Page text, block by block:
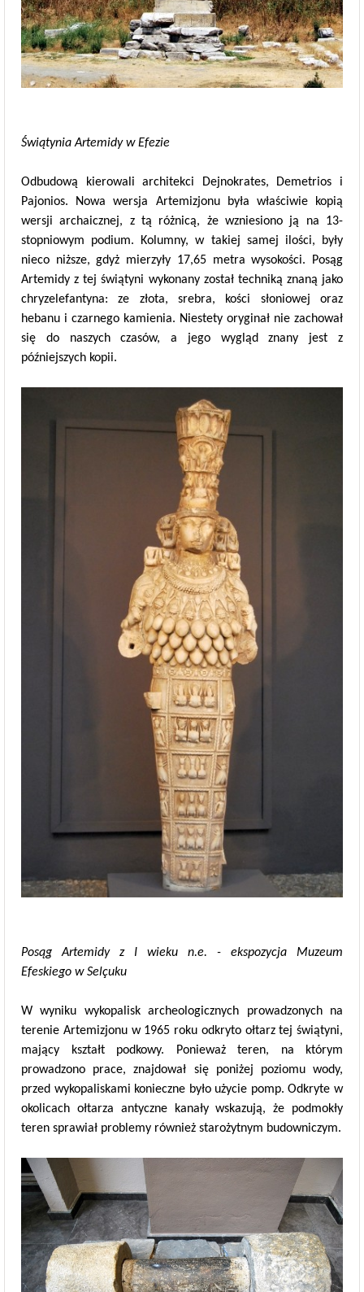
Świątynia Artemidy w Efezie
Odbudową kierowali architekci Dejnokrates, Demetrios i
Pajonios. Nowa wersja Artemizjonu była właściwie kopią
wersji archaicznej, z tą różnicą, że wzniesiono ją na 13-
stopniowym podium. Kolumny, w takiej samej ilości, były
nieco niższe, gdyż mierzyły 17,65 metra wysokości. Posąg
Artemidy z tej świątyni wykonany został techniką znaną jako
chryzelefantyna: ze złota, srebra, kości słoniowej oraz
hebanu i czarnego kamienia. Niestety oryginał nie zachował
się do naszych czasów, a jego wygląd znany jest z
późniejszych kopii.
Posąg Artemidy z I wieku n.e. - ekspozycja Muzeum
Efeskiego w Selçuku
W wyniku wykopalisk archeologicznych prowadzonych na
terenie Artemizjonu w 1965 roku odkryto ołtarz tej świątyni,
mający kształt podkowy. Ponieważ teren, na którym
prowadzono prace, znajdował się poniżej poziomu wody,
przed wykopaliskami konieczne było użycie pomp. Odkryte w
okolicach ołtarza antyczne kanały wskazują, że podmokły
teren sprawiał problemy również starożytnym budowniczym.